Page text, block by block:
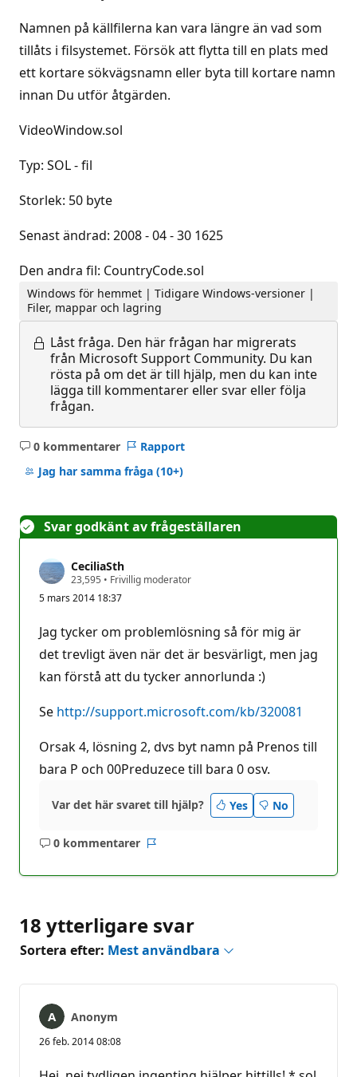
Namnen på källfilerna kan vara längre än vad som
tillåts i filsystemet. Försök att flytta till en plats med
ett kortare sökvägsnamn eller byta till kortare namn
innan Du utför åtgärden.
VideoWindow.sol
Typ: SOL - fil
Storlek: 50 byte
Senast ändrad: 2008 - 04 - 30 1625
Den andra fil: CountryCode.sol
Windows för hemmet | Tidigare Windows-versioner |
Filer, mappar och lagring
Låst fråga. Den här frågan har migrerats
från Microsoft Support Community. Du kan
rösta på om det är till hjälp, men du kan inte
lägga till kommentarer eller svar eller följa
frågan.
0 kommentarer
Inga
kommentarer
Rapport
Jag har samma fråga (10+)
Svar godkänt av frågeställaren
CeciliaSth
23,595 R
k
e
s
p
o
ä
• Frivillig moderator
5 mars 2014 18:37
Jag tycker om problemlösning så för mig är
det trevligt även när det är besvärligt, men jag
kan förstå att du tycker annorlunda :)
Se http://support.microsoft.com/kb/320081
Orsak 4, lösning 2, dvs byt namn på Prenos till
bara P och 00Preduzece till bara 0 osv.
Var det här svaret till hjälp? Yes No
0 kommentarer
Inga
18 ytterligare svar
Sortera efter: Mest användbara
Anonym
26 feb. 2014 08:08